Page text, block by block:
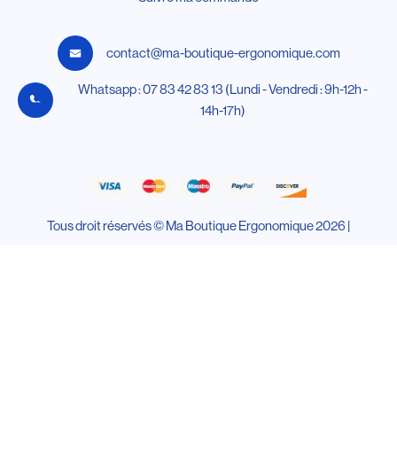
contact@ma-boutique-ergonomique.com
Whatsapp : 07 83 42 83 13 (Lundi - Vendredi : 9h-12h -
14h-17h)
Tous droit réservés © Ma Boutique Ergonomique 2026 |